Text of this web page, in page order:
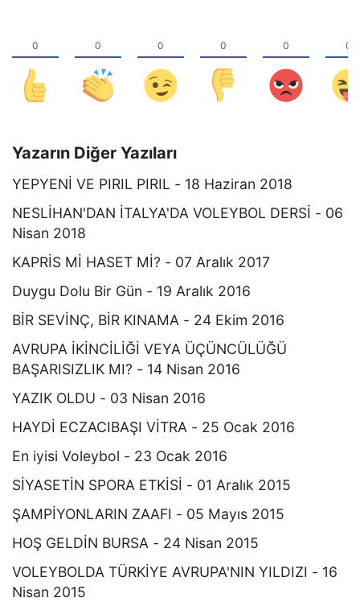
Yazarın Diğer Yazıları
YEPYENİ VE PIRIL PIRIL - 18 Haziran 2018
NESLİHAN'DAN İTALYA'DA VOLEYBOL DERSİ - 06
Nisan 2018
KAPRİS Mİ HASET Mİ? - 07 Aralık 2017
Duygu Dolu Bir Gün - 19 Aralık 2016
BİR SEVİNÇ, BİR KINAMA - 24 Ekim 2016
AVRUPA İKİNCİLİĞİ VEYA ÜÇÜNCÜLÜĞÜ
BAŞARISIZLIK MI? - 14 Nisan 2016
YAZIK OLDU - 03 Nisan 2016
HAYDİ ECZACIBAŞI VİTRA - 25 Ocak 2016
En iyisi Voleybol - 23 Ocak 2016
SİYASETİN SPORA ETKİSİ - 01 Aralık 2015
ŞAMPİYONLARIN ZAAFI - 05 Mayıs 2015
HOŞ GELDİN BURSA - 24 Nisan 2015
VOLEYBOLDA TÜRKİYE AVRUPA'NIN YILDIZI - 16
Nisan 2015